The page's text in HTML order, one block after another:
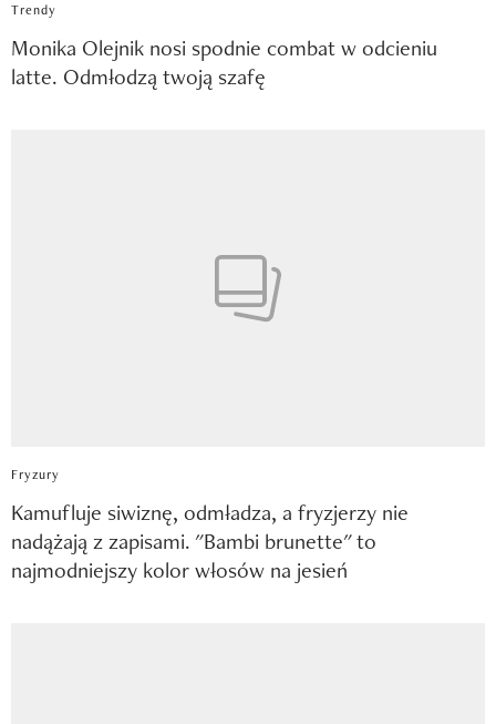
Trendy
Monika Olejnik nosi spodnie combat w odcieniu
latte. Odmłodzą twoją szafę
Fryzury
Kamufluje siwiznę, odmładza, a fryzjerzy nie
nadążają z zapisami. "Bambi brunette" to
najmodniejszy kolor włosów na jesień